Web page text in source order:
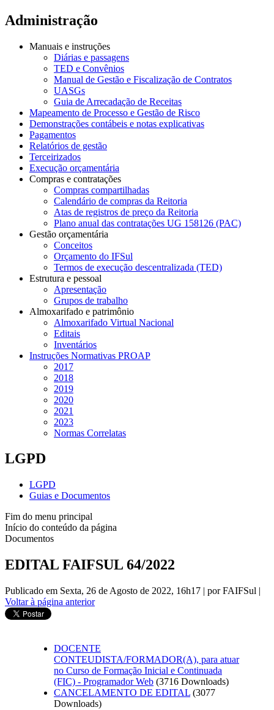
Administração
Manuais e instruções
Diárias e passagens
TED e Convênios
Manual de Gestão e Fiscalização de Contratos
UASGs
Guia de Arrecadação de Receitas
Mapeamento de Processo e Gestão de Risco
Demonstrações contábeis e notas explicativas
Pagamentos
Relatórios de gestão
Terceirizados
Execução orçamentária
Compras e contratações
Compras compartilhadas
Calendário de compras da Reitoria
Atas de registros de preço da Reitoria
Plano anual das contratações UG 158126 (PAC)
Gestão orçamentária
Conceitos
Orçamento do IFSul
Termos de execução descentralizada (TED)
Estrutura e pessoal
Apresentação
Grupos de trabalho
Almoxarifado e patrimônio
Almoxarifado Virtual Nacional
Editais
Inventários
Instruções Normativas PROAP
2017
2018
2019
2020
2021
2023
Normas Correlatas
LGPD
LGPD
Guias e Documentos
Fim do menu principal
Início do conteúdo da página
Documentos
EDITAL FAIFSUL 64/2022
Publicado em Sexta, 26 de Agosto de 2022, 16h17 | por FAIFSul |
Voltar à página anterior
DOCENTE
CONTEUDISTA/FORMADOR(A), para atuar
no Curso de Formação Inicial e Continuada
(FIC) - Programador Web (3716 Downloads)
CANCELAMENTO DE EDITAL (3077
Downloads)